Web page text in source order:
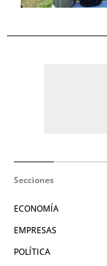
Secciones
ECONOMÍA
EMPRESAS
POLÍTICA